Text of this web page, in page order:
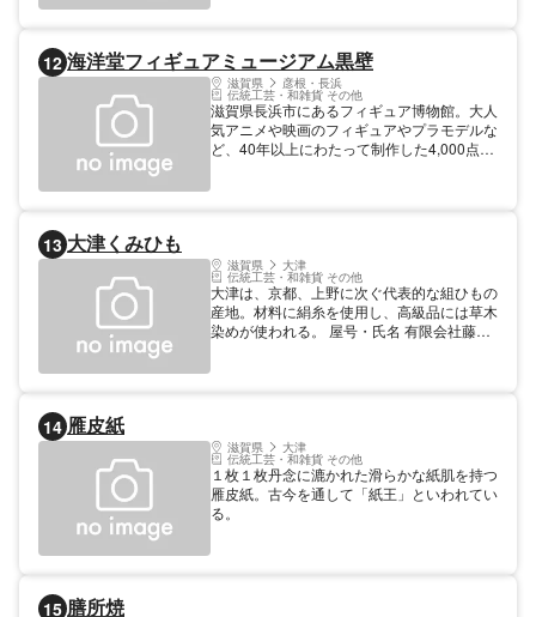
12 海洋堂フィギュアミュージアム黒壁
滋賀県 彦根・長浜
伝統工芸・和雑貨 その他
滋賀県長浜市にあるフィギュア博物館。大人
気アニメや映画のフィギュアやプラモデルな
ど、40年以上にわたって制作した4,000点以
13 大津くみひも
滋賀県 大津
伝統工芸・和雑貨 その他
大津は、京都、上野に次ぐ代表的な組ひもの
産地。材料に絹糸を使用し、高級品には草木
染めが使われる。 屋号・氏名 有限会社藤三
14 雁皮紙
滋賀県 大津
伝統工芸・和雑貨 その他
１枚１枚丹念に漉かれた滑らかな紙肌を持つ
雁皮紙。古今を通して「紙王」といわれてい
る。
15 膳所焼